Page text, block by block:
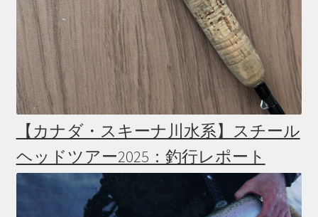
【カナダ・スキーナ川水系】スチール
ヘッドツアー2025：釣行レポート